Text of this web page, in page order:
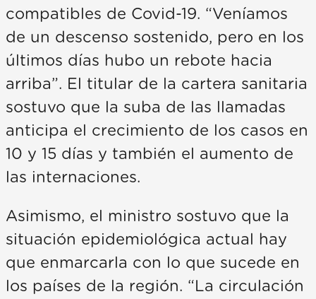
compatibles de Covid-19. “Veníamos
de un descenso sostenido, pero en los
últimos días hubo un rebote hacia
arriba”. El titular de la cartera sanitaria
sostuvo que la suba de las llamadas
anticipa el crecimiento de los casos en
10 y 15 días y también el aumento de
las internaciones.
Asimismo, el ministro sostuvo que la
situación epidemiológica actual hay
que enmarcarla con lo que sucede en
los países de la región. “La circulación